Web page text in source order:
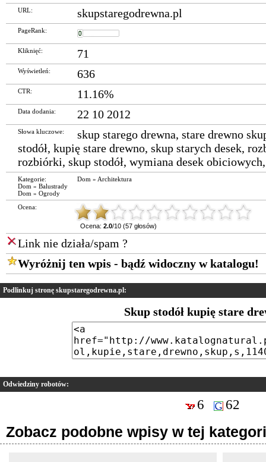
URL: skupstaregodrewna.pl
PageRank:
Kliknięć: 71
Wyświetleń: 636
CTR: 11.16%
Data dodania: 22 10 2012
Słowa kluczowe: skup starego drewna, stare drewno
stodół, kupię stare drewno, skup starych desek,
rozbiórki, skup stodół, wymiana desek obiciowych
Kategorie: Dom » Architektura
Dom » Balustrady
Dom » Ogrody
Ocena:
Ocena: 2.0/10 (57 głosów)
Link nie działa/spam ?
Wyróżnij ten wpis - bądź widoczny w katalogu!
Podlinkuj stronę skupstaregodrewna.pl:
Skup stodół kupię stare
Odwiedziny robotów:
6 62
Zobacz podobne wpisy w tej